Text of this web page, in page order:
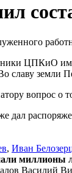
ЦПКиО
славу земли
вопрос
дал
, Иван
миллионы
Василий